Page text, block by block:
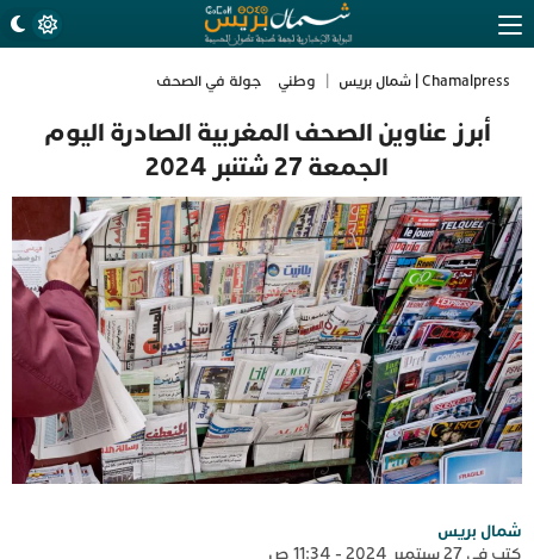
Chamalpress | شمال بريس وطني جولة في الصحف
أبرز عناوين الصحف المغربية الصادرة اليوم
الجمعة 27 شتنبر 2024
شمال بريس
كتب في 27 سبتمبر 2024 - 11:34 ص